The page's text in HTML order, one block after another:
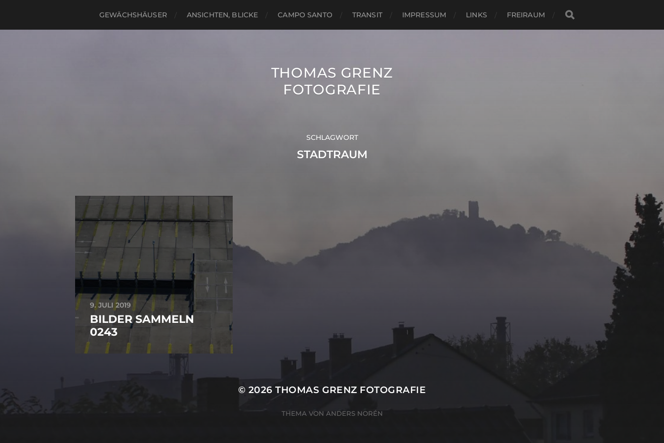
GEWÄCHSHÄUSER ANSICHTEN, BLICKE CAMPO SANTO TRANSIT IMPRESSUM LINKS FREIRAUM
THOMAS GRENZ
FOTOGRAFIE
SCHLAGWORT
STADTRAUM
9. JULI 2019
BILDER SAMMELN
0243
© 2026THOMAS GRENZ FOTOGRAFIE
THEMA VON ANDERS NORÉN